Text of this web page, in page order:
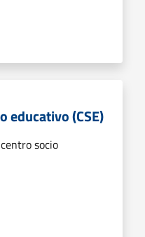
educativo (CSE)
socio